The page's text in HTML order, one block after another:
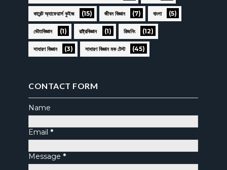
কারেন্ট অ্যাফেয়ার্স কুইজ (15) জীবন বিজ্ঞান (7) বাংলা (5)
ভৌতবিজ্ঞান (1) রাষ্ট্রবিজ্ঞান (1) রিজনিং (12)
সাধারণ বিজ্ঞান (3) সাধারণ বিজ্ঞান মক টেস্ট (45)
CONTACT FORM
Name
Email *
Message *